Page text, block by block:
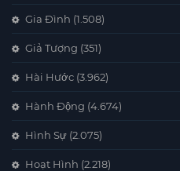
Gia Đình (1.508)
Giả Tượng (351)
Hài Hước (3.962)
Hành Động (4.674)
Hình Sự (2.075)
Hoạt Hình (2.218)